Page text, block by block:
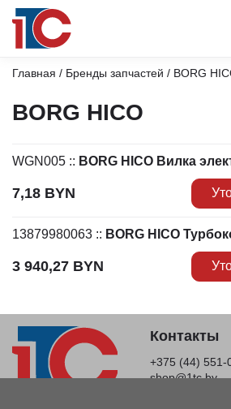
Главная / Бренды запчастей / BORG
BORG HICO
WGN005 :: BORG HICO Вилка
7,18 BYN
13879980063 :: BORG HICO
3 940,27 BYN
Контакты
+375 (44) 551-
shop@1tc.by